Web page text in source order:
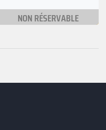
NON RÉSERVABLE